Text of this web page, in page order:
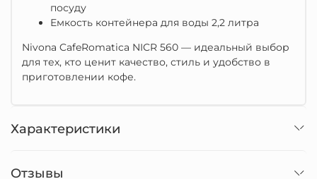
посуду
Емкость контейнера для воды 2,2 литра
Nivona CafeRomatica NICR 560 — идеальный выбор
для тех, кто ценит качество, стиль и удобство в
приготовлении кофе.
Характеристики
Отзывы